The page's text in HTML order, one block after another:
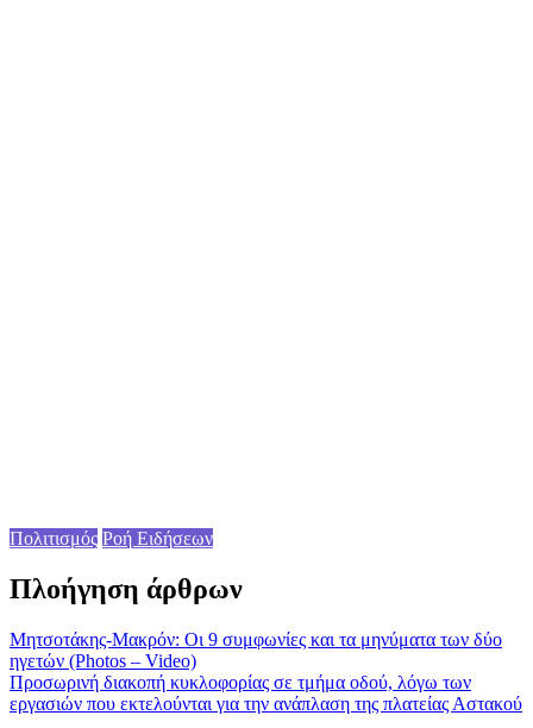
Πολιτισμός Ροή Ειδήσεων
Πλοήγηση άρθρων
Μητσοτάκης-Μακρόν: Οι 9 συμφωνίες και τα μηνύματα των δύο
ηγετών (Photos – Video)
Προσωρινή διακοπή κυκλοφορίας σε τμήμα οδού, λόγω των
εργασιών που εκτελούνται για την ανάπλαση της πλατείας Αστακού